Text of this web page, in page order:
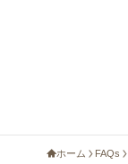
ホーム FAQs